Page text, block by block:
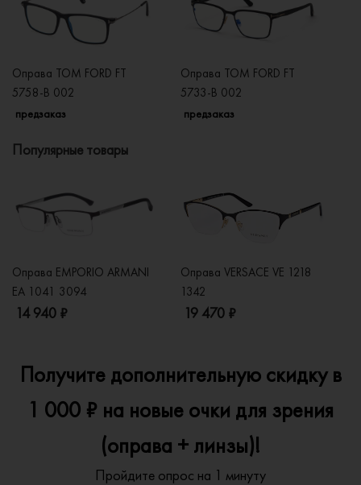
Оправа TOM FORD FT
5758-B 002
предзаказ
Оправа TOM FORD FT
5733-B 002
предзаказ
Популярные товары
Оправа EMPORIO ARMANI
EA 1041 3094
14 940 ₽
Оправа VERSACE VE 1218
1342
19 470 ₽
Получите дополнительную скидку в
1 000 ₽ на новые очки для зрения
(оправа + линзы)!
Пройдите опрос на 1 минуту